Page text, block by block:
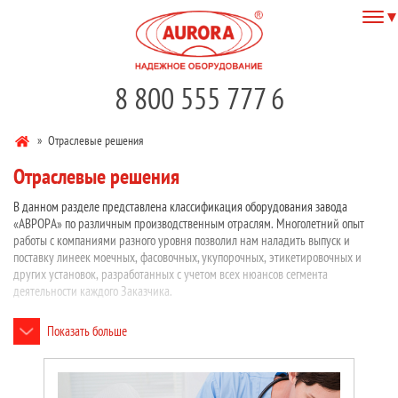
8 800 555 777 6
» Отраслевые решения
Отраслевые решения
В данном разделе представлена классификация оборудования завода
«АВРОРА» по различным производственным отраслям. Многолетний опыт
работы с компаниями разного уровня позволил нам наладить выпуск и
поставку линеек моечных, фасовочных, укупорочных, этикетировочных и
других установок, разработанных с учетом всех нюансов сегмента
деятельности каждого Заказчика.
Основные отрасли применения нашего оборудования:
Фармацевтика
Показать больше